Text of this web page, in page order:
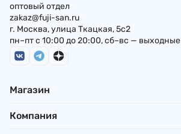
оптовый отдел
zakaz@fuji-san.ru
г. Москва, улица Ткацкая, 5с2
пн–пт с 10:00 до 20:00, сб–вс — выходные
Магазин
Компания